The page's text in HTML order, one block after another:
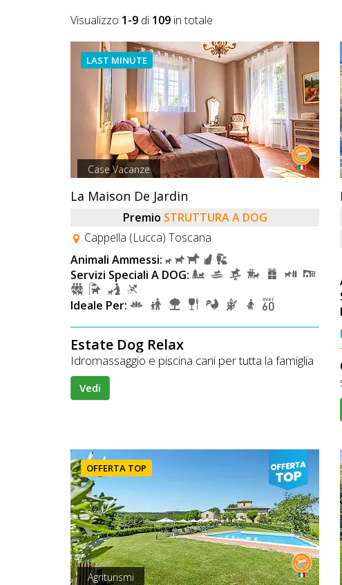
RegistratiVisualizzo 1-9 di 109 in totale
LAST MINUTE
Case Vacanze
La Maison De Jardin
Premio STRUTTURA A DOG
Cappella (Lucca) Toscana
Animali Ammessi:
Servizi Speciali A DOG:
Ideale Per:
Estate Dog Relax
Idromassaggio e piscina cani per tutta la famiglia
Vedi
OFFERTA TOP
Agriturismi